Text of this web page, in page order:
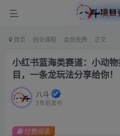
首页 创业课程 会员免费 正文
小红书蓝海类赛道：小动
目，一条龙玩法分享给你！
八斗
2年前发布
付费阅读